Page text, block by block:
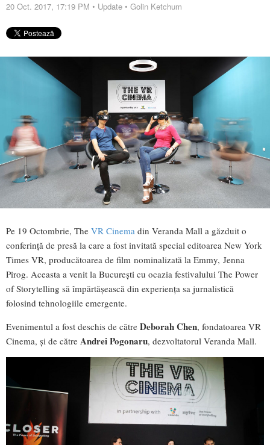
20 Oct. 2017, 17:19 PM • Update • Golin Ketchum
Pe 19 Octombrie, The VR Cinema din Veranda Mall a găzduit o
conferință de presă la care a fost invitată special editoarea New York
Times VR, producătoarea de film nominalizată la Emmy, Jenna
Pirog. Aceasta a venit la București cu ocazia festivalului The Power
of Storytelling să împărtășească din experiența sa jurnalistică
folosind tehnologiile emergente.
Evenimentul a fost deschis de către Deborah Chen, fondatoarea VR
Cinema, și de către Andrei Pogonaru, dezvoltatorul Veranda Mall.